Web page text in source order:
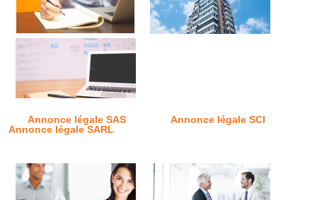
Annonce légale SAS
Annonce légale SCI
Annonce légale SARL